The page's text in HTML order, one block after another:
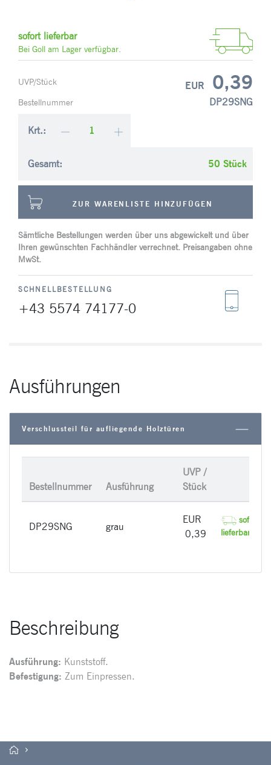
sofort lieferbar
Bei Goll am Lager verfügbar.
UVP/Stück EUR 0,39
Bestellnummer DP29SNG
Krt.:
Gesamt: Stück
ZUR WARENLISTE HINZUFÜGEN
Sämtliche Bestellungen werden über uns abgewickelt und über
Ihren gewünschten Fachhändler verrechnet. Preisangaben ohne
MwSt.
SCHNELLBESTELLUNG
+43 5574 74177-0
Ausführungen
Verschlussteil für aufliegende Holztüren
Bestellnummer Ausführung
UVP /
Stück
DP29SNG grau
EUR
0,39
sofort
lieferbar
Beschreibung
Ausführung: Kunststoff.
Befestigung: Zum Einpressen.